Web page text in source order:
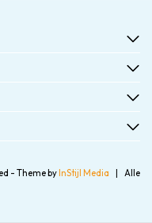
- Theme byInStijl Media |
Alle